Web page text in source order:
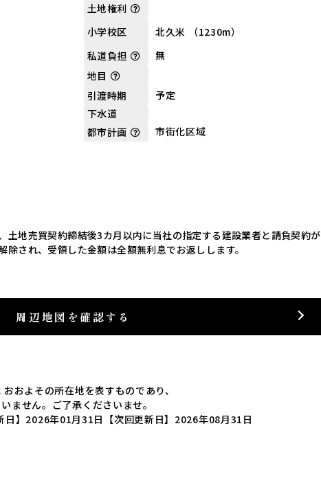
土地権利
小学校区
北久米 （1230m）
私道負担
無
地目
引渡時期
予定
下水道
都市計画
市街化区域
土地売買契約締結後3カ月以内に当社の指定する建設業者と請負契約が
され、受領した金額は全額無利息でお返しします。
周辺地図を確認する
およその所在地を表すものであり、
ません。ご了承くださいませ。
日】2026年01月31日 【次回更新日】2026年08月31日